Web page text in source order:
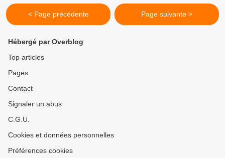
< Page précédente Page suivante >
Hébergé par Overblog
Top articles
Pages
Contact
Signaler un abus
C.G.U.
Cookies et données personnelles
Préférences cookies